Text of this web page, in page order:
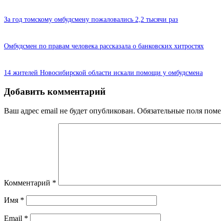
За год томскому омбудсмену пожаловались 2,2 тысячи раз
Омбудсмен по правам человека рассказала о банковских хитростях
14 жителей Новосибирской области искали помощи у омбудсмена
Добавить комментарий
Ваш адрес email не будет опубликован. Обязательные поля
Комментарий *
Имя *
Email *